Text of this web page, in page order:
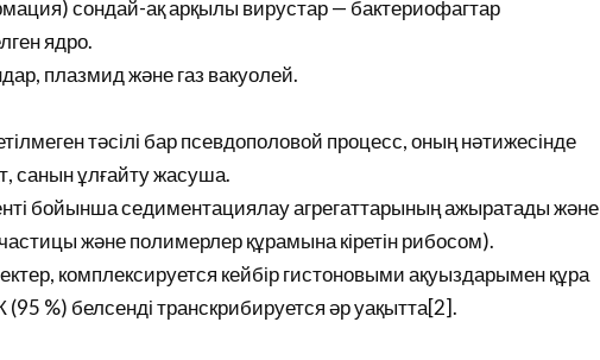
сондай-ақ арқылы вирустар — бактериофагтар
ядро.
плазмид және газ вакуолей.
тәсілі бар псевдополовой процесс, оның нәтижесінде
санын ұлғайту жасуша.
бойынша седиментациялау агрегаттарының ажыратады және
және полимерлер құрамына кіретін рибосом).
комплексируется кейбір гистоновыми ақуыздарымен құра
%) белсенді транскрибируется әр уақытта[2].